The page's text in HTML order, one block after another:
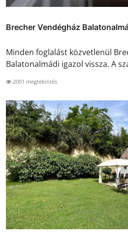
Brecher Vendégház
Minden foglalást közvetlenül
Balatonalmádi igazol vissza. A
2001 megtekintés